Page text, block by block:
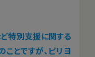
特別支援に関する
とですが、ピリヨ